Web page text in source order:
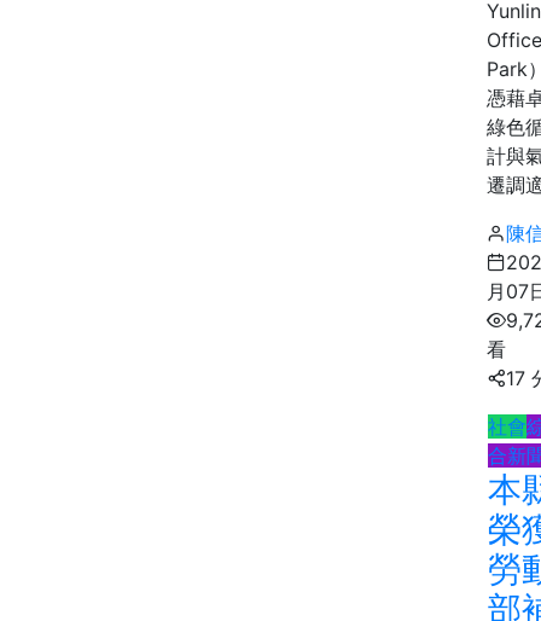
Office
Park
憑藉
綠色
計與
遷調
陳
月07
看
17
社會
合新
本
榮
勞
部